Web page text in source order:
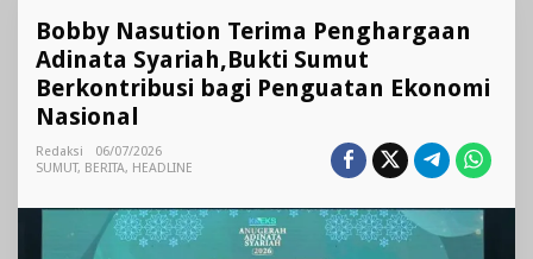
Terima
Penghargaan
Adinata
Syariah,Bukti
bagi
Penguatan
Nasional
Bobby Nasution Terima Penghargaan
Adinata Syariah,Bukti Sumut
Berkontribusi bagi Penguatan Ekonomi
Nasional
Redaksi
06/07/2026
SUMUT, BERITA, HEADLINE